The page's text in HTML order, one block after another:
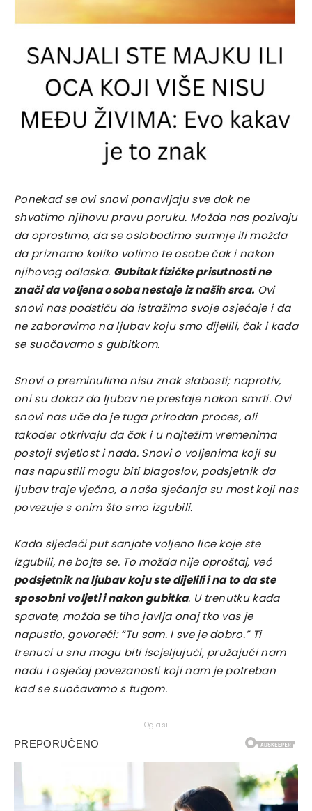
Ponekad se ovi snovi ponavljaju sve dok ne
shvatimo njihovu pravu poruku. Možda nas pozivaju
da oprostimo, da se oslobodimo sumnje ili možda
da priznamo koliko volimo te osobe čak i nakon
njihovog odlaska. Gubitak fizičke prisutnosti ne
znači da voljena osoba nestaje iz naših srca. Ovi
snovi nas podstiču da istražimo svoje osjećaje i da
ne zaboravimo na ljubav koju smo dijelili, čak i kada
se suočavamo s gubitkom.
Snovi o preminulima nisu znak slabosti; naprotiv,
oni su dokaz da ljubav ne prestaje nakon smrti. Ovi
snovi nas uče da je tuga prirodan proces, ali
također otkrivaju da čak i u najtežim vremenima
postoji svjetlost i nada. Snovi o voljenima koji su
nas napustili mogu biti blagoslov, podsjetnik da
ljubav traje vječno, a naša sjećanja su most koji nas
povezuje s onim što smo izgubili.
Kada sljedeći put sanjate voljeno lice koje ste
izgubili, ne bojte se. To možda nije oproštaj, već
podsjetnik na ljubav koju ste dijelili i na to da ste
sposobni voljeti i nakon gubitka. U trenutku kada
spavate, možda se tiho javlja onaj tko vas je
napustio, govoreći: “Tu sam. I sve je dobro.” Ti
trenuci u snu mogu biti iscjeljujući, pružajući nam
nadu i osjećaj povezanosti koji nam je potreban
kad se suočavamo s tugom.
Oglasi